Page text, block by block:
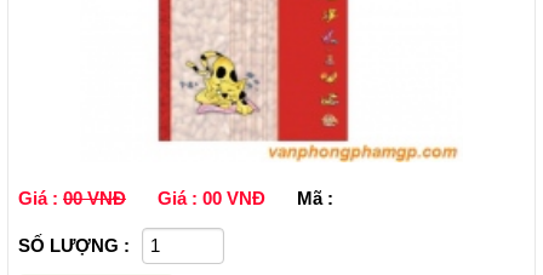
Giá : 00 VNĐ Giá : 00 VNĐ Mã :
SỐ LƯỢNG :